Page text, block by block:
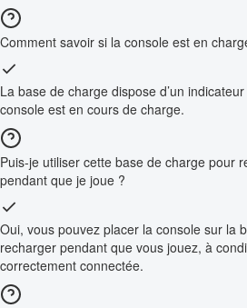
Comment savoir si la console est en
La base de charge dispose d’un
console est en cours de charge.
Puis-je utiliser cette base de charge pour
pendant que je joue ?
Oui, vous pouvez placer la console sur la
recharger pendant que vous jouez, à
correctement connectée.